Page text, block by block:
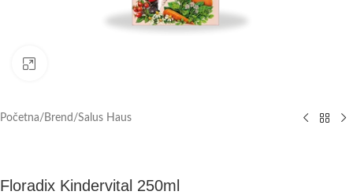
Početna/ Brend /Salus Haus
Floradix Kindervital 250ml